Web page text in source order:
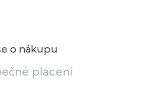
o nákupu
placení